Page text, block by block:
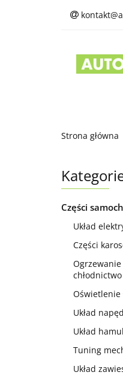
Strona główna
Części
Układ
Części
Oświetlenie
Układ
Układ
Tuning
Układ